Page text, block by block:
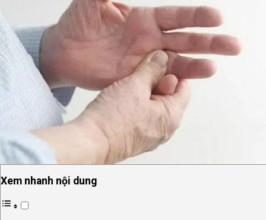
Xem nhanh nội dung